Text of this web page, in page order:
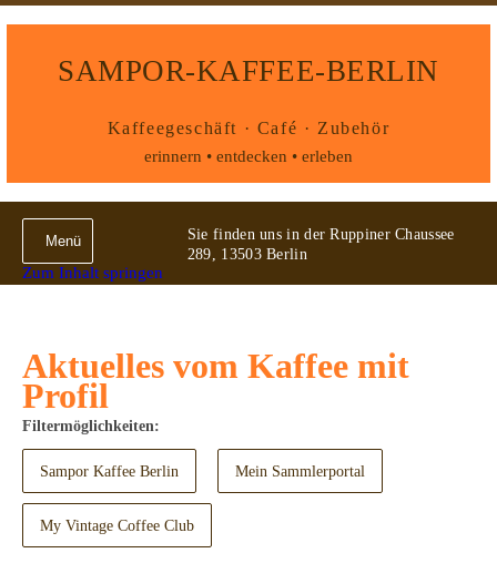
SAMPOR-KAFFEE-BERLIN
Kaffeegeschäft · Café · Zubehör
erinnern • entdecken • erleben
Menü
Zum Inhalt springen
Sie finden uns in der Ruppiner Chaussee
289, 13503 Berlin
Aktuelles vom Kaffee mit
Profil
Filtermöglichkeiten:
Sampor Kaffee Berlin Mein Sammlerportal
My Vintage Coffee Club